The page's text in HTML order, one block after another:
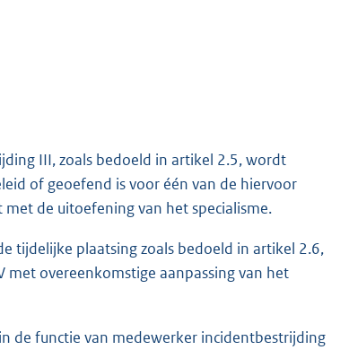
III, zoals bedoeld in artikel 2.5, wordt
of geoefend is voor één van de hiervoor
de uitoefening van het specialisme.
tijdelijke plaatsing zoals bedoeld in artikel 2.6,
overeenkomstige aanpassing van het
de functie van medewerker incidentbestrijding